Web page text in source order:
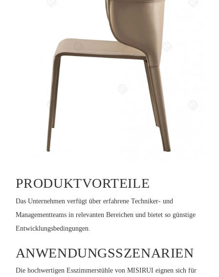
PRODUKTVORTEILE
Das Unternehmen verfügt über erfahrene Techniker- und
Managementteams in relevanten Bereichen und bietet so günstige
Entwicklungsbedingungen.
ANWENDUNGSSZENARIEN
Die hochwertigen Esszimmerstühle von MISIRUI eignen sich für